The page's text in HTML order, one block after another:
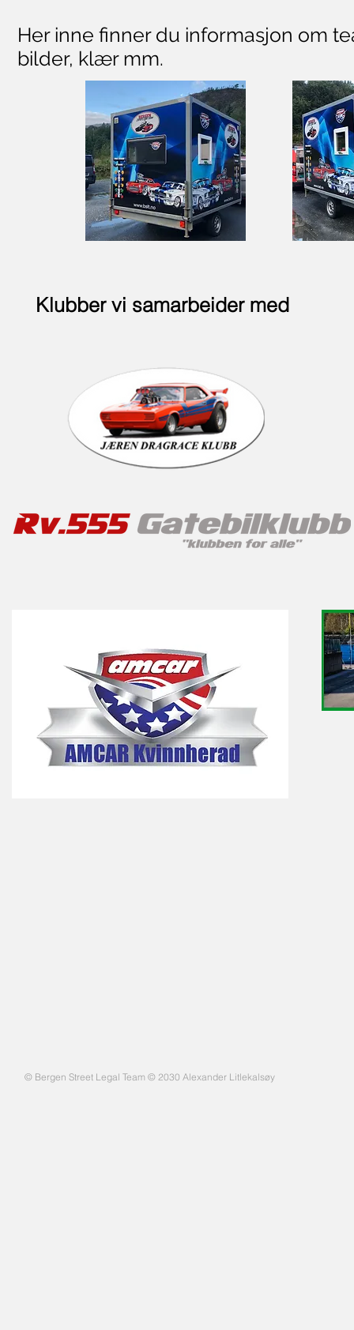
Her inne finner du informasjon om
bilder, klær mm.
Klubber vi samarbeider med
© Bergen Street Legal Team © 2030 Alexander Litlekalsøy